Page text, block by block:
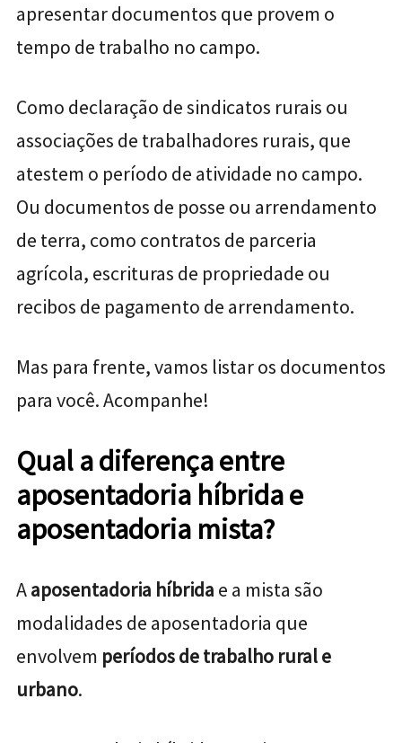
apresentar documentos que provem o
tempo de trabalho no campo.
Como declaração de sindicatos rurais ou
associações de trabalhadores rurais, que
atestem o período de atividade no campo.
Ou documentos de posse ou arrendamento
de terra, como contratos de parceria
agrícola, escrituras de propriedade ou
recibos de pagamento de arrendamento.
Mas para frente, vamos listar os documentos
para você. Acompanhe!
Qual a diferença entre
aposentadoria híbrida e
aposentadoria mista?
Aaposentadoria híbrida e a mista são
modalidades de aposentadoria que
envolvem períodos de trabalho rural e
urbano.